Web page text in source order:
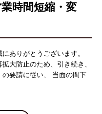
時間短縮・変
ありがとうございます。
大防止のため、引き続き、
要請に従い、 当面の間下